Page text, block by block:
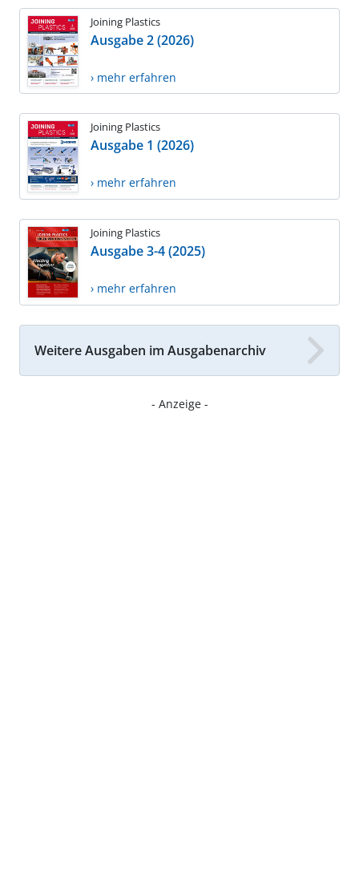
Joining Plastics
Ausgabe 2 (2026)
› mehr erfahren
Joining Plastics
Ausgabe 1 (2026)
› mehr erfahren
Joining Plastics
Ausgabe 3-4 (2025)
› mehr erfahren
Weitere Ausgaben im Ausgabenarchiv
- Anzeige -